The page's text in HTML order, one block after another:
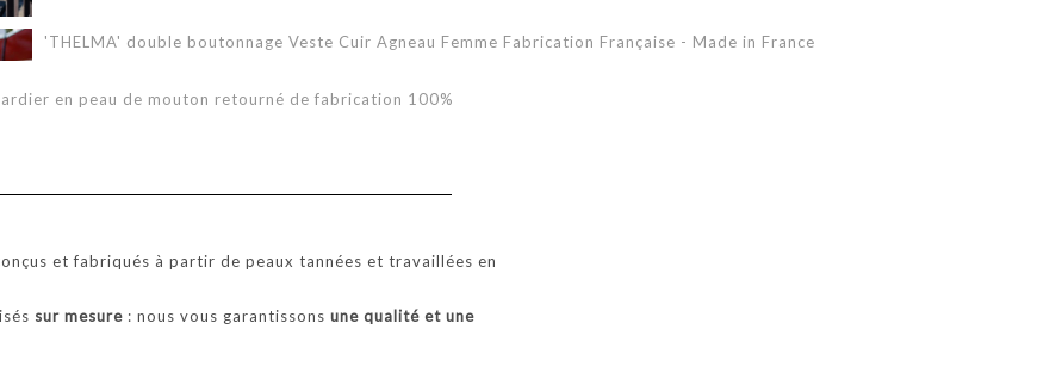
en peau de mouton retourné de fabrication 100%
et fabriqués à partir de peaux tannées et travaillées en
sur mesure : nous vous garantissons une qualité et une
'THELMA' double boutonnage Veste Cuir Agneau Femme Fabrication Française - Made in France
'ERIKA 3/4' Veste Cuir Agneau Femme Fabrication Française - Made in France